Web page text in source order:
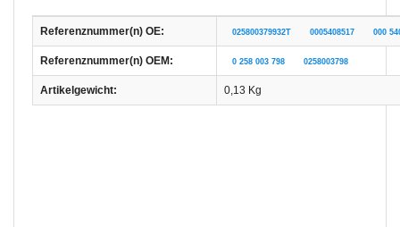
Referenznummer(n) OE: 025800379932T 0005408517 000
Referenznummer(n) OEM: 0 258 003 798 0258003798
Artikelgewicht: 0,13 Kg